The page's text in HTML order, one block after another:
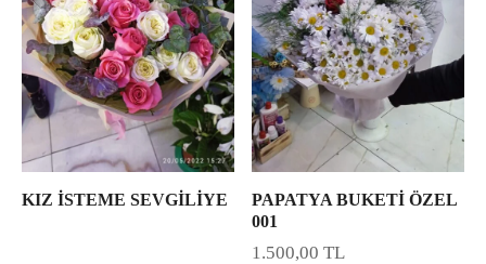
KIZ İSTEME SEVGİLİYE
PAPATYA BUKETİ ÖZEL
001
1.500,00 TL